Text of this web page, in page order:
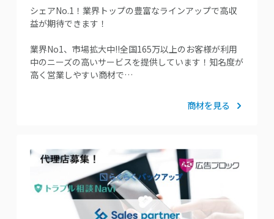
シェアNo.1！業界トップの豊富なラインアップで高収
益が期待できます！
業界No1、市場拡大中!!全国165万以上のお客様が利用
中のニーズの高いサービスを提供しています！知名度が
高く営業しやすい商材で…
商材を見る